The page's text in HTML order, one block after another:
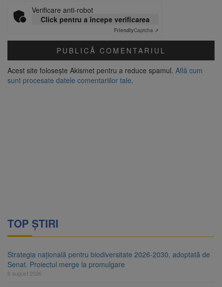
Verificare anti-robot
Click pentru a începe verificarea
FriendlyCaptcha ⇗
Acest site folosește Akismet pentru a reduce spamul. Află cum
sunt procesate datele comentariilor tale.
TOP ȘTIRI
Strategia națională pentru biodiversitate 2026-2030, adoptată de
Senat. Proiectul merge la promulgare
6 august 2026